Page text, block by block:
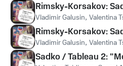
Rimsky-Korsakov:
Vladimir Galusin, Valentina
Rimsky-Korsakov:
Vladimir Galusin, Valentina
Sadko / Tableau 2: